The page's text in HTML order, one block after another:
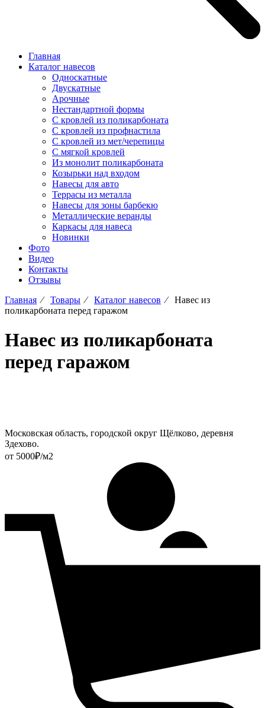
Главная
Каталог навесов
Односкатные
Двускатные
Арочные
Нестандартной формы
С кровлей из поликарбоната
С кровлей из профнастила
С кровлей из мет/черепицы
С мягкой кровлей
Из монолит поликарбоната
Козырьки над входом
Навесы для авто
Террасы из металла
Навесы для зоны барбекю
Металлические веранды
Каркасы для навеса
Новинки
Фото
Видео
Контакты
Отзывы
Главная ⁄ Товары ⁄ Каталог навесов ⁄ Навес из
поликарбоната перед гаражом
Навес из поликарбоната
перед гаражом
Московская область, городской округ Щёлково, деревня
Здехово.
от 5000₽/м2